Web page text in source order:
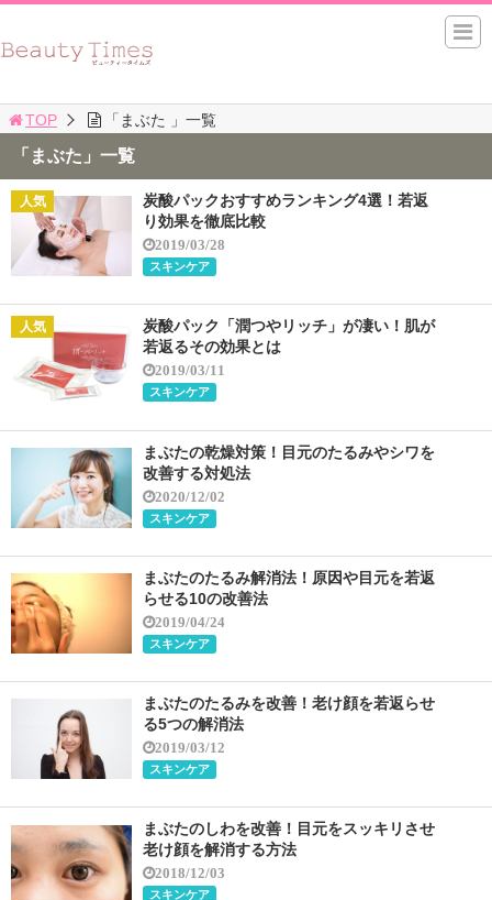
TOP 「まぶた 」一覧
「まぶた」一覧
炭酸パックおすすめランキング4選！若返
り効果を徹底比較
2019/03/28
スキンケア
炭酸パック「潤つやリッチ」が凄い！肌が
若返るその効果とは
2019/03/11
スキンケア
まぶたの乾燥対策！目元のたるみやシワを
改善する対処法
2020/12/02
スキンケア
まぶたのたるみ解消法！原因や目元を若返
らせる10の改善法
2019/04/24
スキンケア
まぶたのたるみを改善！老け顔を若返らせ
る5つの解消法
2019/03/12
スキンケア
まぶたのしわを改善！目元をスッキリさせ
老け顔を解消する方法
2018/12/03
スキンケア